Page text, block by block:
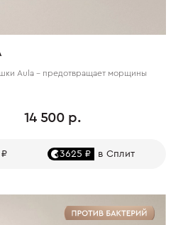
Aula – предотвращает морщины
14 500 р.
3625 ₽ в Сплит